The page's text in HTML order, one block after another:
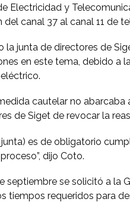
Electricidad y
canal 37 al canal 11 de
junta de directores de
en este tema, debido a
cautelar no
de Siget de revocar la
es de obligatorio
dijo Coto.
septiembre se solicitó a la
tiempos requeridos para